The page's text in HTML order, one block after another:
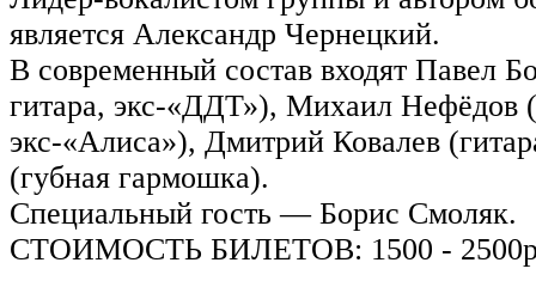
является Александр Чернецкий.
В современный состав входят Павел
гитара, экс-«ДДТ»), Михаил Нефёдов
экс-«Алиса»), Дмитрий Ковалев
(губная гармошка).
Специальный гость — Борис Смоляк.
СТОИМОСТЬ БИЛЕТОВ: 1500 -